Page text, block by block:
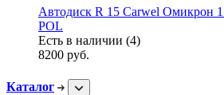
Автодиск R 15 Carwel Омикрон
POL
Есть в наличии (4)
8200 руб.
Каталог